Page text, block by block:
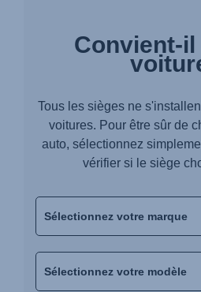
Convient-
Tous les sièges ne
voitures. Pour être sûr de
auto, sélectionnez
vérifier si le siège